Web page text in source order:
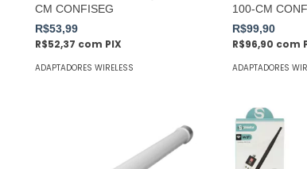
CM CONFISEG
R$53,99
R$52,37 com PIX
ADAPTADORES WIRELESS
100-CM
R$99,90
R$96,90 com
ADAPTADORES